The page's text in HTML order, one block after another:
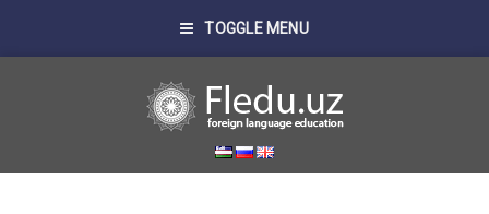
TOGGLE MENU